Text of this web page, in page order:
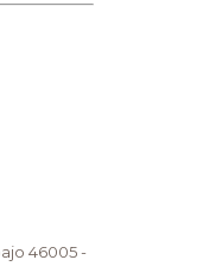
46005 -